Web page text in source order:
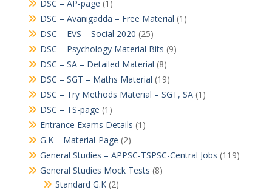
DSC – AP-page (1)
DSC – Avanigadda – Free Material (1)
DSC – EVS – Social 2020 (25)
DSC – Psychology Material Bits (9)
DSC – SA – Detailed Material (8)
DSC – SGT – Maths Material (19)
DSC – Try Methods Material – SGT, SA(1)
DSC – TS-page (1)
Entrance Exams Details (1)
G.K – Material-Page (2)
General Studies – APPSC-TSPSC-Central Jobs (119)
General Studies Mock Tests (8)
Standard G.K(2)